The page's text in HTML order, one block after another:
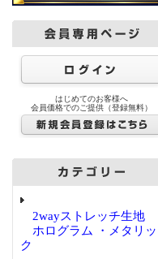
はじめてのお客様へ
会員価格でのご提供（登録無料）
2wayストレッチ生地
ホログラム ・メタリッ
ク